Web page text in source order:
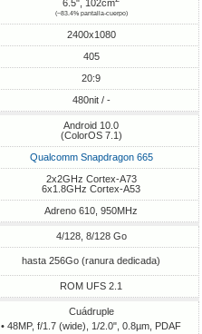
6.5", 102cm
(~83.4% pantalla-cuerpo)
2400x1080
405
20:9
480nit / -
Android 10.0
(ColorOS 7.1)
Qualcomm Snapdragon 665
2x2GHz Cortex-A73
6x1.8GHz Cortex-A53
Adreno 610, 950MHz
4/128, 8/128 Go
hasta 256Go (ranura dedicada)
ROM UFS 2.1
Cuádruple
• 48MP, f/1.7 (wide), 1/2.0", 0.8µm, PDAF